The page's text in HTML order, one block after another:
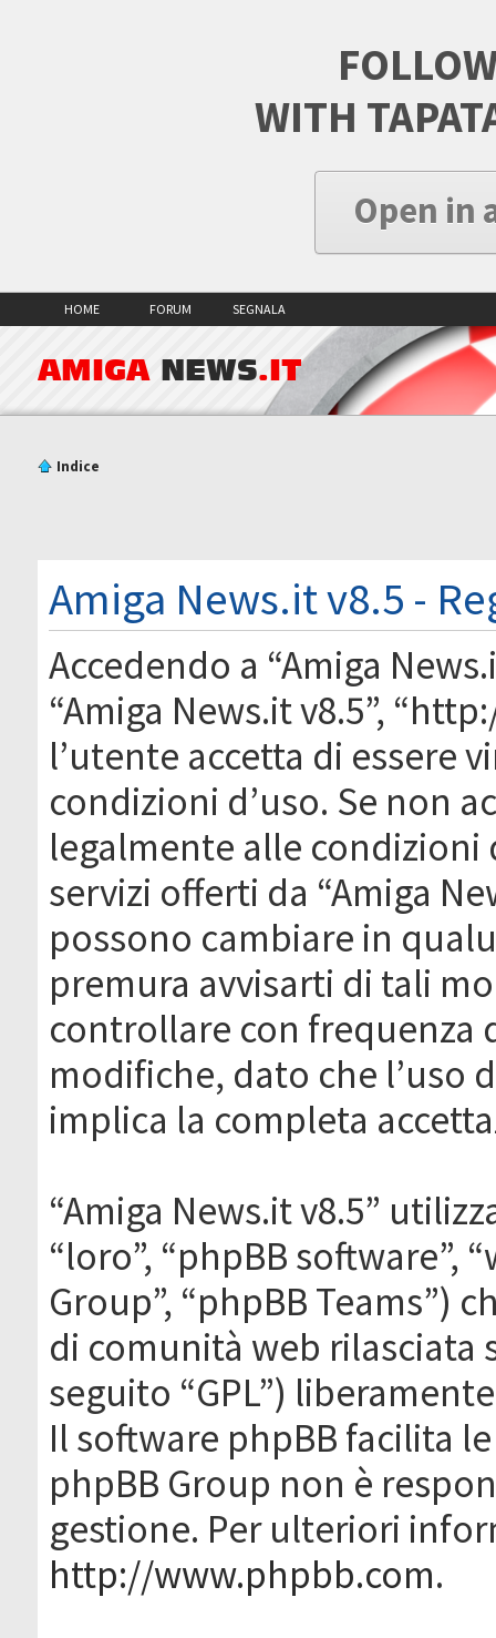
WITH
Open in
HOME FORUM SEGNALA
AMIGA NEWS.IT
Indice
Amiga News.it v8.5 -
Accedendo a “Amiga
“Amiga News.it v8.5”,
l’utente accetta di essere
condizioni d’uso. Se non
legalmente alle condizioni
servizi offerti da “Amiga
possono cambiare in
premura avvisarti di tali
controllare con frequenza
modifiche, dato che l’uso
implica la completa
“Amiga News.it v8.5”
“loro”, “phpBB software”,
Group”, “phpBB Teams”)
di comunità web rilasciata
seguito “GPL”)
Il software phpBB facilita
phpBB Group non è
gestione. Per ulteriori
http://www.phpbb.com.